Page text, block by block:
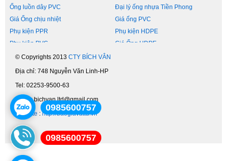
Ống luồn dây PVC
Đại lý ống nhựa Tiền Phong
Giá Ống chịu nhiệt
Giá ống PVC
Phụ kiện PPR
Phụ kiện HDPE
Phụ kiện PVC
Giá Ống HDPE
Cấp Thoát Nước
Ống nước nóng lạnh
Ống Nước Nhựa
Ống Nhựa PPR
Ống Cấp Nước PCCC
Ống Nhựa Chịu Nhiệt
Ống Gân Xoắn
© Copyrights 2013 CTY BÍCH VÂN
Địa chỉ: 748 Nguyễn Văn Linh-HP
Tel: 02253-9500-63
Email: bichvan.ltd@gmail.com
Website :http://baogiavattu.vn
0985600757
0985600757